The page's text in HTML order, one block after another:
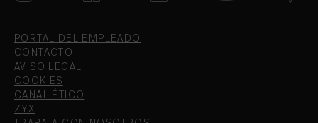
PORTAL DEL EMPLEADO
CONTACTO
AVISO LEGAL
COOKIES
CANAL ÉTICO
ZYX